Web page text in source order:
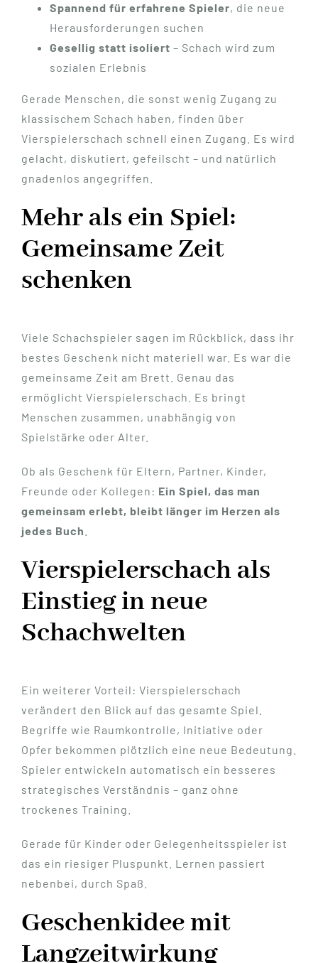
Spannend für erfahrene Spieler, die neue
Herausforderungen suchen
Gesellig statt isoliert – Schach wird zum
sozialen Erlebnis
Gerade Menschen, die sonst wenig Zugang zu
klassischem Schach haben, finden über
Vierspielerschach schnell einen Zugang. Es wird
gelacht, diskutiert, gefeilscht – und natürlich
gnadenlos angegriffen.
Mehr als ein Spiel:
Gemeinsame Zeit
schenken
Viele Schachspieler sagen im Rückblick, dass ihr
bestes Geschenk nicht materiell war. Es war die
gemeinsame Zeit am Brett. Genau das
ermöglicht Vierspielerschach. Es bringt
Menschen zusammen, unabhängig von
Spielstärke oder Alter.
Ob als Geschenk für Eltern, Partner, Kinder,
Freunde oder Kollegen: Ein Spiel, das man
gemeinsam erlebt, bleibt länger im Herzen als
jedes Buch
Vierspielerschach als
Einstieg in neue
Schachwelten
Ein weiterer Vorteil: Vierspielerschach
verändert den Blick auf das gesamte Spiel.
Begriffe wie Raumkontrolle, Initiative oder
Opfer bekommen plötzlich eine neue Bedeutung.
Spieler entwickeln automatisch ein besseres
strategisches Verständnis – ganz ohne
trockenes Training.
Gerade für Kinder oder Gelegenheitsspieler ist
das ein riesiger Pluspunkt. Lernen passiert
nebenbei, durch Spaß.
Geschenkidee mit
Langzeitwirkung